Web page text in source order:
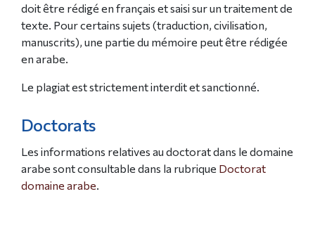
doit être rédigé en français et saisi sur un traitement de
texte. Pour certains sujets (traduction, civilisation,
manuscrits), une partie du mémoire peut être rédigée
en arabe.
Le plagiat est strictement interdit et sanctionné.
Doctorats
Les informations relatives au doctorat dans le domaine
arabe sont consultable dans la rubrique Doctorat
domaine arabe